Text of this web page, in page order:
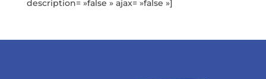
description= »false » ajax= »false »]